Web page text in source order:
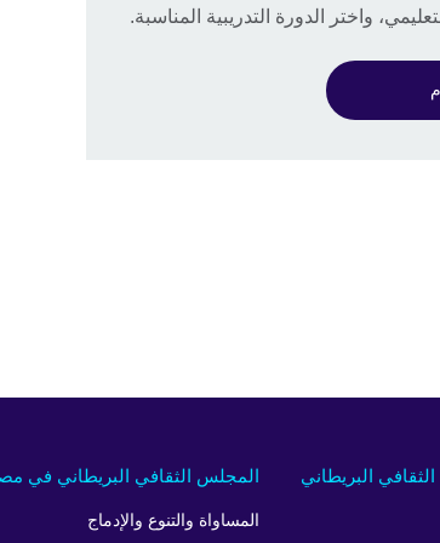
واختر الدورة التدريبية المناسبة.
المجلس الثقافي البريطاني في
المساواة والتنوع والإدماج
البريطاني